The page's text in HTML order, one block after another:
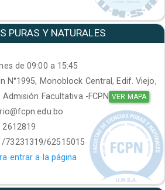
PURAS Y NATURALES
de 09:00 a 15:45
N°1995, Monoblock Central, Edif. Viejo,
Facultativa -FCPN VER MAPA
2612819
/73231319/62515015
entrar a la página